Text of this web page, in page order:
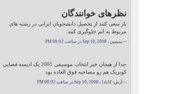
نظرهای خوانندگان
باز سعی کنند از تحصیل دانشجویان ایرانی در رشته های
مربوط به اتم جلوگیری کنند.
-- سیمین ، Sep 10, 2008 در ساعت 08:02 PM
جدا از هیجان خبر انتخاب موسیقی 2001 یک ادیسه فضایی
کوبریک هم رو مصاحبه فوق العاده بود
-- آرش- کانادا ، Sep 10, 2008 در ساعت 08:02 PM